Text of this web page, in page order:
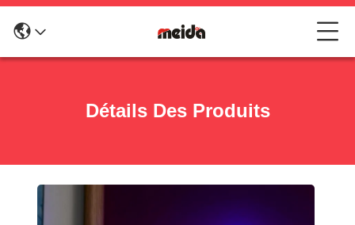
Détails Des Produits